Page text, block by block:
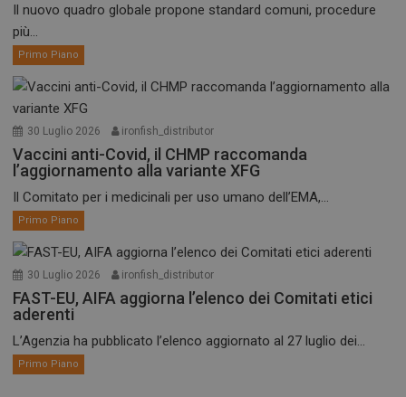
Il nuovo quadro globale propone standard comuni, procedure
più...
Primo Piano
30 Luglio 2026 ironfish_distributor
Vaccini anti-Covid, il CHMP raccomanda
l’aggiornamento alla variante XFG
Il Comitato per i medicinali per uso umano dell’EMA,...
Primo Piano
30 Luglio 2026 ironfish_distributor
FAST-EU, AIFA aggiorna l’elenco dei Comitati etici
aderenti
L’Agenzia ha pubblicato l’elenco aggiornato al 27 luglio dei...
Primo Piano